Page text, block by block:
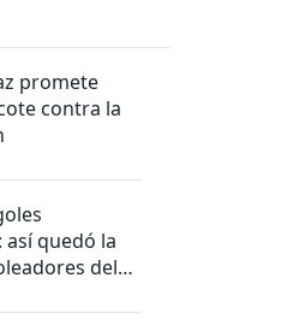
promete
contra la
quedó la
del